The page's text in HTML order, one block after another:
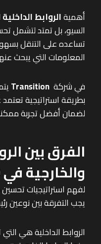
أهميةالروابط الداخلية
السيو، بل تمتد لتشمل
تساعده على التنقل
المعلومات التي يبحث
في شركة Transition
بطريقة استراتيجية
لضمان أفضل تجربة
الفرق بين
والخارجية في SEO
لفهم استراتيجيات
يجب التفرقة بين نوعين
الروابط الداخلية هي